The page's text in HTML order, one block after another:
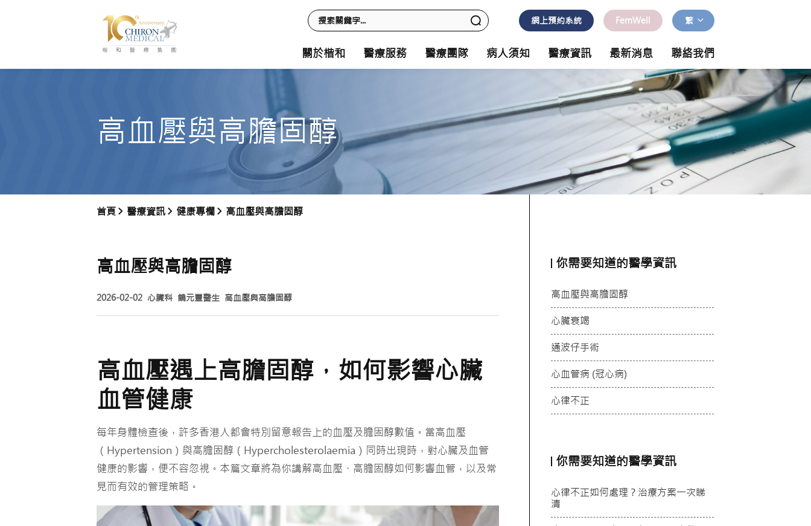
網上預約系統 FemWell 繁
關於楷和 醫療服務 醫療團隊 病人須知 醫療資訊 最新消息 聯絡我們
高血壓與高膽固醇
首頁 醫療資訊 健康專欄 高血壓與高膽固醇
高血壓與高膽固醇
2026-02-02 心臟科 饒元豐醫生 高血壓與高膽固醇
高血壓遇上高膽固醇，如何影響心臟
血管健康
每年身體檢查後，許多香港人都會特別留意報告上的血壓及膽固醇數值。當高血壓
（Hypertension）與高膽固醇（Hypercholesterolaemia）同時出現時，對心臟及血管
健康的影響，便不容忽視。本篇文章將為你講解高血壓、高膽固醇如何影響血管，以及常
見而有效的管理策略。
你需要知道的醫學資訊
高血壓與高膽固醇
心臟衰竭
通波仔手術
心血管病 (冠心病)
心律不正
你需要知道的醫學資訊
心律不正如何處理？治療方案一次睇
清